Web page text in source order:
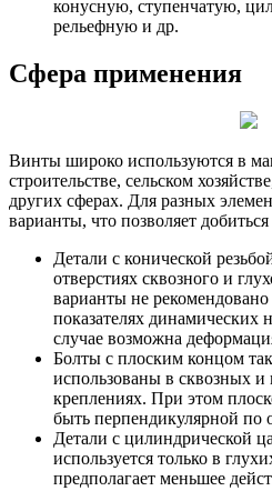
конусную, ступенчатую,
рельефную и др.
Сфера применения
Винты широко используются в
строительстве, сельском
других сферах. Для разных
варианты, что позволяет
Детали с конической
отверстиях сквозного и
варианты не
показателях динамических
случае возможна
Болты с плоским концом
использованы в сквозных и
креплениях. При этом
быть перпендикулярной по
Детали с цилиндрической
используется только в
предполагает меньшее